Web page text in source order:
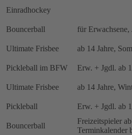
Einradhockey
Bouncerball für Erwachsene,
Ultimate Frisbee ab 14 Jahre,
Pickleball im BFW Erw. + Jgdl. ab
Ultimate Frisbee ab 14 Jahre,
Pickleball Erw. + Jgdl. ab
Bouncerball
Freizeitspieler
Terminkalender